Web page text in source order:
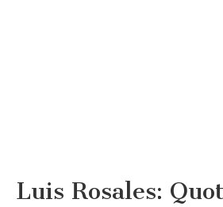
Luis Rosales: